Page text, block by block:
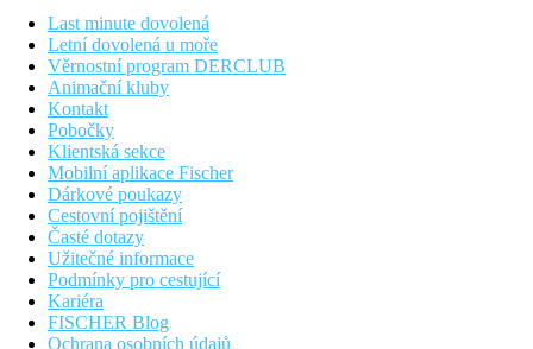
Wellness
masáže a procedury za poplatek
Internet
Zdarma
Web
About Us – Sands Suites Resort & Spa
Oficiální kategorie
5 hvězdiček
Vzdálenosti
Last minute dovolená
Letní dovolená u moře
Věrnostní program DERCLUB
Animační kluby
Kontakt
Pobočky
Klientská sekce
Mobilní aplikace Fischer
Dárkové poukazy
Cestovní pojištění
Časté dotazy
Užitečné informace
Podmínky pro cestující
Kariéra
FISCHER Blog
Ochrana osobních údajů